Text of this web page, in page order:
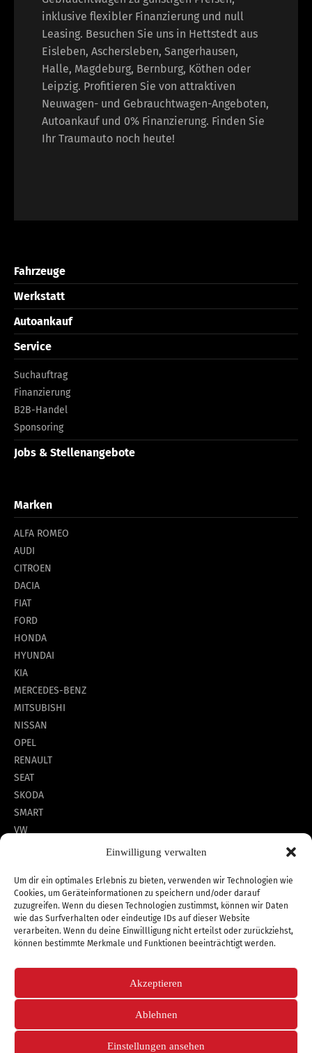
Einwilligung verwalten
Um dir ein optimales Erlebnis zu bieten, verwenden wir Technologien wie
Cookies, um Geräteinformationen zu speichern und/oder darauf
zuzugreifen. Wenn du diesen Technologien zustimmst, können wir Daten
wie das Surfverhalten oder eindeutige IDs auf dieser Website
verarbeiten. Wenn du deine Einwillligung nicht erteilst oder zurückziehst,
können bestimmte Merkmale und Funktionen beeinträchtigt werden.
Akzeptieren
Ablehnen
Einstellungen ansehen
inklusive flexibler Finanzierung und null
Leasing. Besuchen Sie uns in Hettstedt aus
Eisleben, Aschersleben, Sangerhausen,
Halle, Magdeburg, Bernburg, Köthen oder
Leipzig. Profitieren Sie von attraktiven
Neuwagen- und Gebrauchtwagen-Angeboten,
Autoankauf und 0% Finanzierung. Finden Sie
Ihr Traumauto noch heute!
Fahrzeuge
Werkstatt
Autoankauf
Service
Suchauftrag
Finanzierung
B2B-Handel
Sponsoring
Jobs & Stellenangebote
Marken
ALFA ROMEO
AUDI
CITROEN
DACIA
FIAT
FORD
HONDA
HYUNDAI
KIA
MERCEDES-BENZ
MITSUBISHI
NISSAN
OPEL
RENAULT
SEAT
SKODA
SMART
VW
*unverbindlichen Preisempfehlung des Herstellers am
Tag der Erstzulassung (Neupreis).
Copyright 2026 © Autozentrum Hettstedt GmbH
Barrierefreiheit